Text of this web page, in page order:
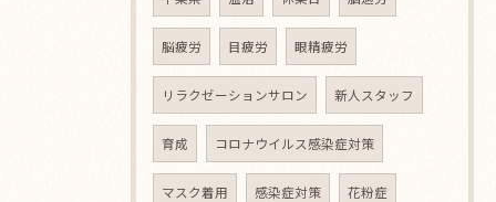
脳疲労 目疲労 眼精疲労
リラクゼーションサロン 新人スタッフ
育成 コロナウイルス感染症対策
マスク着用 感染症対策 花粉症